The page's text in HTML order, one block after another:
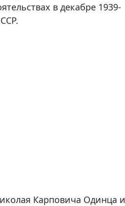
в декабре 1939-
Карповича Одинца и